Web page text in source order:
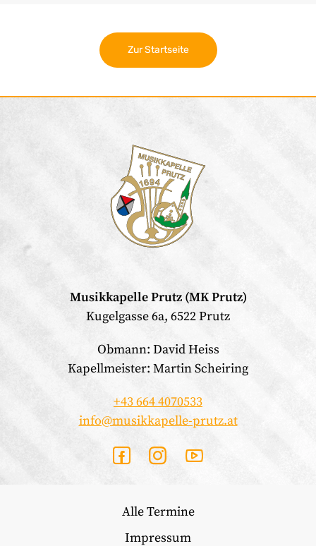
Zur Startseite
Musikkapelle Prutz (MK Prutz)
Kugelgasse 6a, 6522 Prutz
Obmann: David Heiss
Kapellmeister: Martin Scheiring
+43 664 4070533
info@musikkapelle-prutz.at
Alle Termine
Impressum